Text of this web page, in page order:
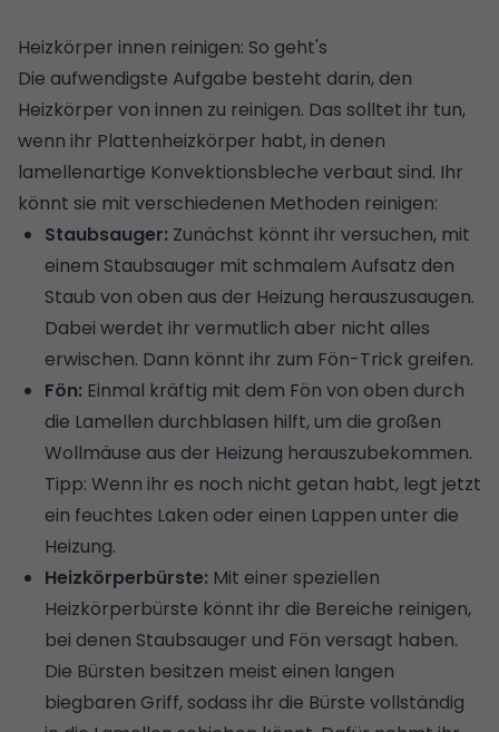
Heizkörper innen reinigen: So geht's
Die aufwendigste Aufgabe besteht darin, den
Heizkörper von innen zu reinigen. Das solltet ihr tun,
wenn ihr Plattenheizkörper habt, in denen
lamellenartige Konvektionsbleche verbaut sind. Ihr
könnt sie mit verschiedenen Methoden reinigen:
Staubsauger: Zunächst könnt ihr versuchen, mit
einem Staubsauger mit schmalem Aufsatz den
Staub von oben aus der Heizung herauszusaugen.
Dabei werdet ihr vermutlich aber nicht alles
erwischen. Dann könnt ihr zum Fön-Trick greifen.
Fön: Einmal kräftig mit dem Fön von oben durch
die Lamellen durchblasen hilft, um die großen
Wollmäuse aus der Heizung herauszubekommen.
Tipp: Wenn ihr es noch nicht getan habt, legt jetzt
ein feuchtes Laken oder einen Lappen unter die
Heizung.
Heizkörperbürste: Mit einer speziellen
Heizkörperbürste könnt ihr die Bereiche reinigen,
bei denen Staubsauger und Fön versagt haben.
Die Bürsten besitzen meist einen langen
biegbaren Griff, sodass ihr die Bürste vollständig